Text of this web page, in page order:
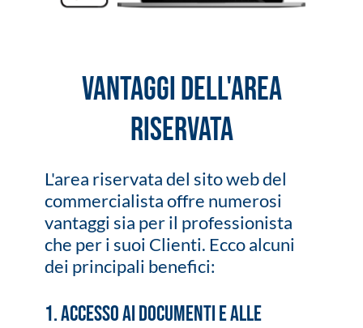
Vantaggi dell'Area
Riservata
L'area riservata del sito web del
commercialista offre numerosi
vantaggi sia per il professionista
che per i suoi Clienti. Ecco alcuni
dei principali benefici:
1. Accesso ai Documenti e alle